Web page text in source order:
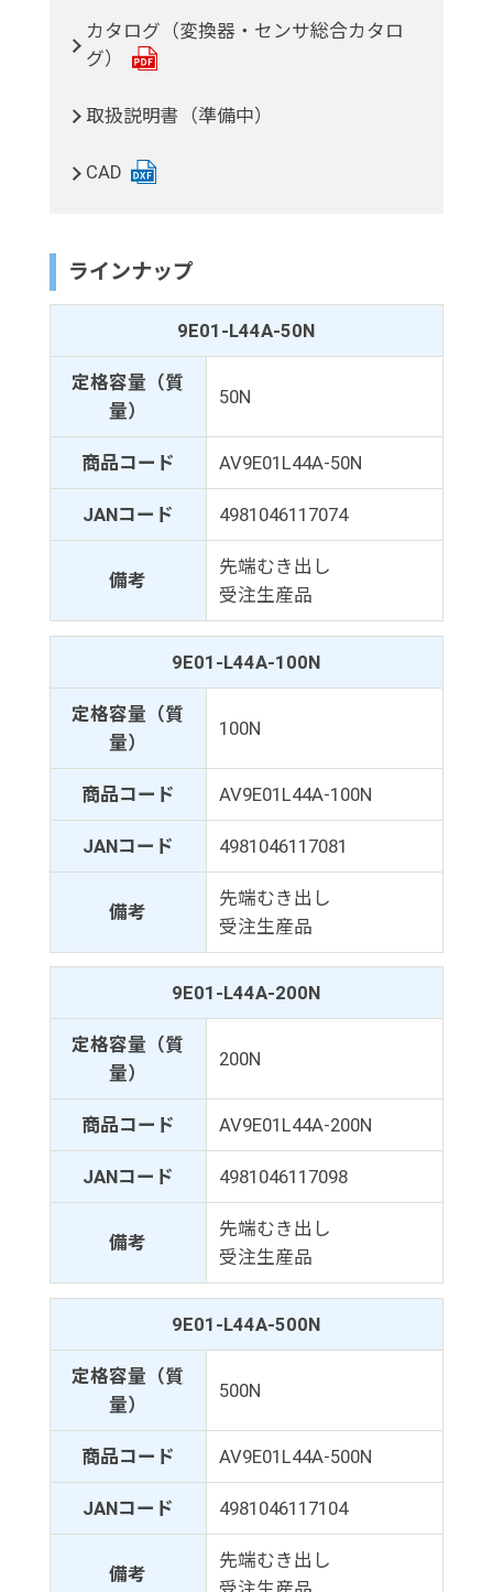
カタログ（変換器・センサ総合カタロ
グ）
取扱説明書（準備中）
CAD
ラインナップ
9E01-L44A-50N
定格容量（質
量）
50N
商品コード AV9E01L44A-50N
JANコード 4981046117074
備考
先端むき出し
受注生産品
9E01-L44A-100N
定格容量（質
量）
100N
商品コード AV9E01L44A-100N
JANコード 4981046117081
備考
先端むき出し
受注生産品
9E01-L44A-200N
定格容量（質
量）
200N
商品コード AV9E01L44A-200N
JANコード 4981046117098
備考
先端むき出し
受注生産品
9E01-L44A-500N
定格容量（質
量）
500N
商品コード AV9E01L44A-500N
JANコード 4981046117104
備考
先端むき出し